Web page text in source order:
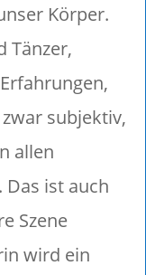
Körper.
Tänzer,
subjektiv,
allen
ist auch
Szene
wird ein